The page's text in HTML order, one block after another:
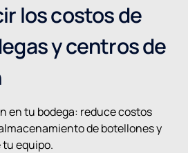
los costos de
y centros de
en tu bodega: reduce costos
de botellones y
equipo.